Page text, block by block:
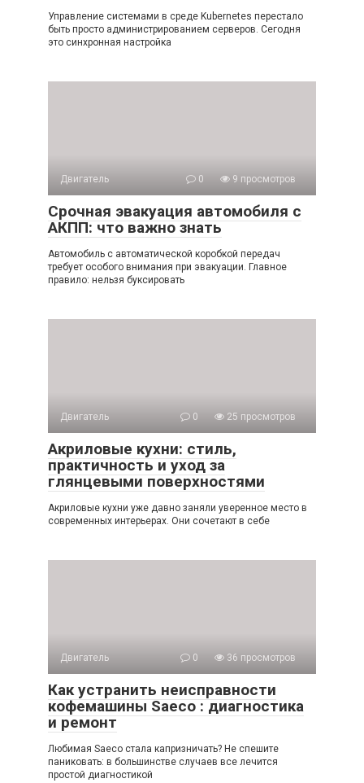
Управление системами в среде Kubernetes перестало
быть просто администрированием серверов. Сегодня
это синхронная настройка
Двигатель 0 9 просмотров
Срочная эвакуация автомобиля с
АКПП: что важно знать
Автомобиль с автоматической коробкой передач
требует особого внимания при эвакуации. Главное
правило: нельзя буксировать
Двигатель 0 25 просмотров
Акриловые кухни: стиль,
практичность и уход за
глянцевыми поверхностями
Акриловые кухни уже давно заняли уверенное место в
современных интерьерах. Они сочетают в себе
Двигатель 0 36 просмотров
Как устранить неисправности
кофемашины Saeco : диагностика
и ремонт
Любимая Saeco стала капризничать? Не спешите
паниковать: в большинстве случаев все лечится
простой диагностикой